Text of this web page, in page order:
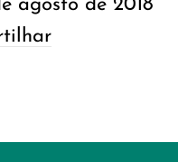
agosto de 2018